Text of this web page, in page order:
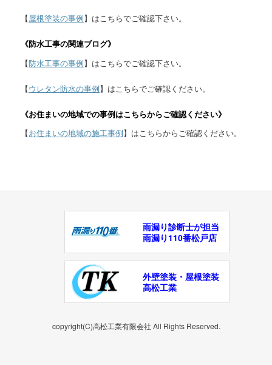
【屋根塗装の事例】はこちらでご確認下さい。
《防水工事の関連ブログ》
【防水工事の事例】はこちらでご確認下さい。
【ウレタン防水の事例】はこちらでご確認ください。
《お住まいの地域での事例はこちらからご確認ください》
【お住まいの地域の施工事例】はこちらからご確認ください。
雨漏り診断士が担当
雨漏り110番松戸店
外壁塗装・屋根塗装
高松工業
copyright(C)高松工業有限会社 All Rights Reserved.